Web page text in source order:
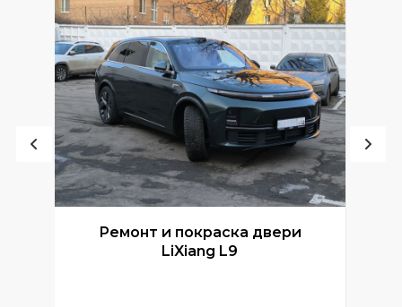
Ремонт и покраска двери
LiXiang L9